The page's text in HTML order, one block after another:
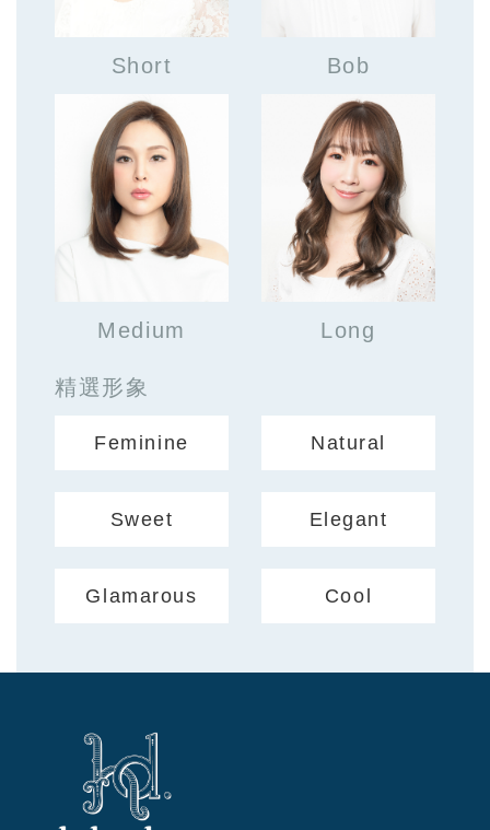
Short Bob
Medium Long
精選形象
Feminine Natural
Sweet Elegant
Glamarous Cool